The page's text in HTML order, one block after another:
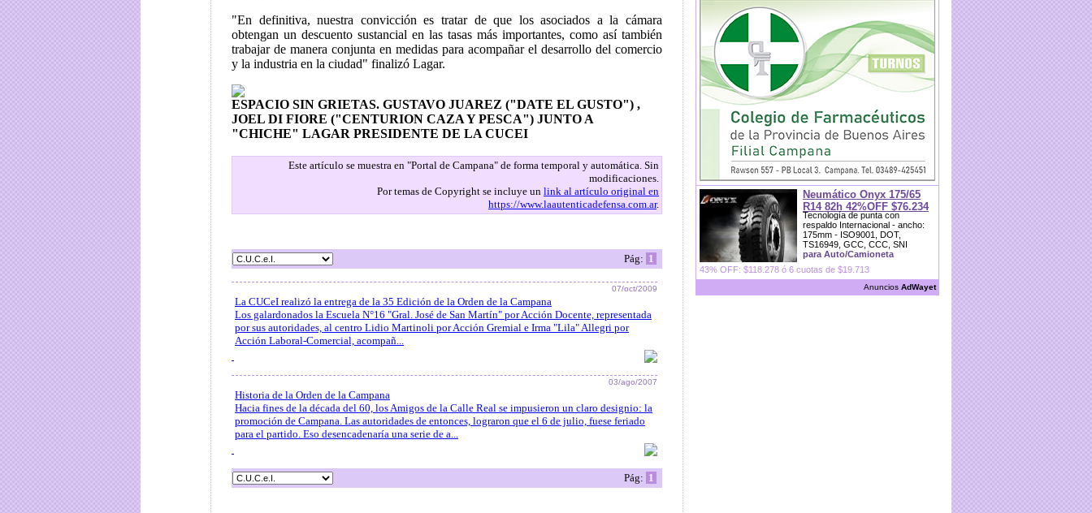
"En definitiva, nuestra convicción es tratar de que los asociados a la cámara
obtengan un descuento sustancial en las tasas más importantes, como así también
trabajar de manera conjunta en medidas para acompañar el desarrollo del comercio
y la industria en la ciudad" finalizó Lagar.
ESPACIO SIN GRIETAS. GUSTAVO JUAREZ ("DATE EL GUSTO") ,
JOEL DI FIORE ("CENTURION CAZA Y PESCA") JUNTO A
"CHICHE" LAGAR PRESIDENTE DE LA CUCEI
Este artículo se muestra en "Portal de Campana" de forma temporal y automática. Sin
modificaciones.
Por temas de Copyright se incluye un link al artículo original en
https://www.laautenticadefensa.com.ar.
Pág: 1
07/oct/2009
La CUCeI realizó la entrega de la 35 Edición de la Orden de la Campana
Los galardonados la Escuela N°16 "Gral. José de San Martín" por Acción Docente, representada
por sus autoridades, al centro Lidio Martinoli por Acción Gremial e Irma "Lila" Allegri por
Acción Laboral-Comercial, acompañ...
03/ago/2007
Historia de la Orden de la Campana
Hacia fines de la década del 60, los Amigos de la Calle Real se impusieron un claro designio: la
promoción de Campana. Las autoridades de entonces, lograron que el 6 de julio, fuese feriado
para el partido. Eso desencadenaría una serie de a...
Pág: 1
Neumático Onyx 175/65
R14 82h 42%OFF $76.234
Tecnología de punta con
respaldo Internacional - ancho:
175mm - ISO9001, DOT,
TS16949, GCC, CCC, SNI
para Auto/Camioneta
43% OFF: $118.278 ó 6 cuotas de $19.713
Anuncios AdWayet